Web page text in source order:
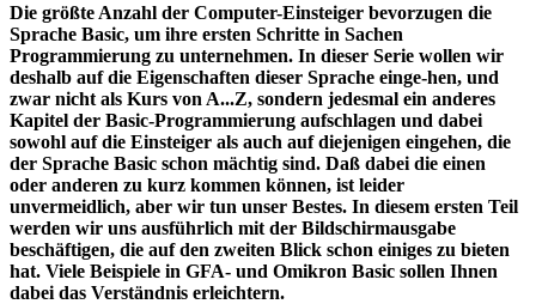
Die größte Anzahl der Computer-Einsteiger bevorzugen die
Sprache Basic, um ihre ersten Schritte in Sachen
Programmierung zu unternehmen. In dieser Serie wollen wir
deshalb auf die Eigenschaften dieser Sprache einge-hen, und
zwar nicht als Kurs von A...Z, sondern jedesmal ein anderes
Kapitel der Basic-Programmierung aufschlagen und dabei
sowohl auf die Einsteiger als auch auf diejenigen eingehen, die
der Sprache Basic schon mächtig sind. Daß dabei die einen
oder anderen zu kurz kommen können, ist leider
unvermeidlich, aber wir tun unser Bestes. In diesem ersten Teil
werden wir uns ausführlich mit der Bildschirmausgabe
beschäftigen, die auf den zweiten Blick schon einiges zu bieten
hat. Viele Beispiele in GFA- und Omikron Basic sollen Ihnen
dabei das Verständnis erleichtern.